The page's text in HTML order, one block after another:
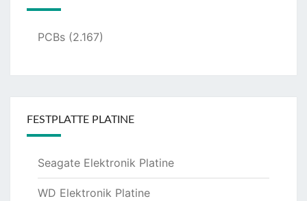
PCBs (2.167)
FESTPLATTE PLATINE
Seagate Elektronik Platine
WD Elektronik Platine